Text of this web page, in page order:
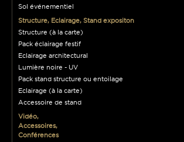
Sol événementiel
Structure, Eclairage, Stand expositon
Structure (à la carte)
Pack éclairage festif
Eclairage architectural
Lumière noire - UV
Pack stand structure ou entoilage
Eclairage (à la carte)
Accessoire de stand
Vidéo,
Accessoires,
Conférences